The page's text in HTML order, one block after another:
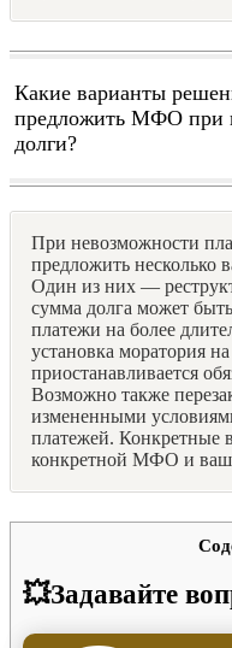
Какие варианты
предложить МФО при
долги?
При невозможности
предложить несколько
Один из них —
сумма долга может
платежи на более
установка моратория
приостанавливается
Возможно также
измененными
платежей. Конкретные
конкретной МФО и
💥Задавайте